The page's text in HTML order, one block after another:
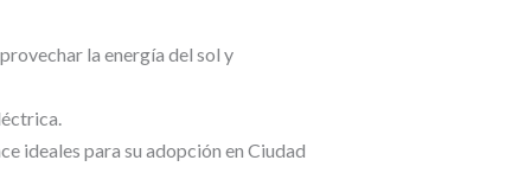
la energía del sol y
ideales para su adopción en Ciudad